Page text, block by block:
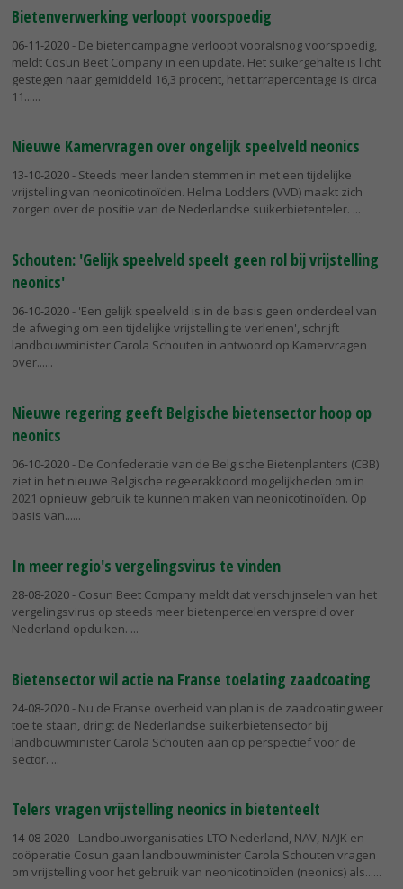
Bietenverwerking verloopt voorspoedig
06-11-2020- De bietencampagne verloopt vooralsnog voorspoedig,
meldt Cosun Beet Company in een update. Het suikergehalte is licht
gestegen naar gemiddeld 16,3 procent, het tarrapercentage is circa
11...
Nieuwe Kamervragen over ongelijk speelveld neonics
13-10-2020- Steeds meer landen stemmen in met een tijdelijke
vrijstelling van neonicotinoïden. Helma Lodders (VVD) maakt zich
zorgen over de positie van de Nederlandse suikerbietenteler.
Schouten: 'Gelijk speelveld speelt geen rol bij vrijstelling
neonics'
06-10-2020- 'Een gelijk speelveld is in de basis geen onderdeel van
de afweging om een tijdelijke vrijstelling te verlenen', schrijft
landbouwminister Carola Schouten in antwoord op Kamervragen
over...
Nieuwe regering geeft Belgische bietensector hoop op
neonics
06-10-2020- De Confederatie van de Belgische Bietenplanters (CBB)
ziet in het nieuwe Belgische regeerakkoord mogelijkheden om in
2021 opnieuw gebruik te kunnen maken van neonicotinoïden. Op
basis van...
In meer regio's vergelingsvirus te vinden
28-08-2020- Cosun Beet Company meldt dat verschijnselen van het
vergelingsvirus op steeds meer bietenpercelen verspreid over
Nederland opduiken.
Bietensector wil actie na Franse toelating zaadcoating
24-08-2020- Nu de Franse overheid van plan is de zaadcoating weer
toe te staan, dringt de Nederlandse suikerbietensector bij
landbouwminister Carola Schouten aan op perspectief voor de
sector.
Telers vragen vrijstelling neonics in bietenteelt
14-08-2020- Landbouworganisaties LTO Nederland, NAV, NAJK en
coöperatie Cosun gaan landbouwminister Carola Schouten vragen
om vrijstelling voor het gebruik van neonicotinoïden (neonics) als...